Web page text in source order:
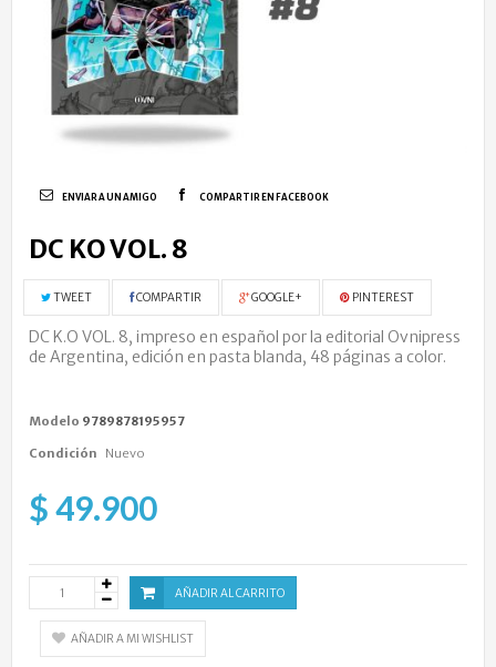
ENVIAR A UN AMIGO COMPARTIR EN FACEBOOK
DC KO VOL. 8
TWEET COMPARTIR GOOGLE+ PINTEREST
DC K.O VOL. 8, impreso en español por la editorial Ovnipress
de Argentina, edición en pasta blanda, 48 páginas a color.
Modelo 9789878195957
Condición Nuevo
$ 49.900
AÑADIR AL CARRITO
AÑADIR A MI WISHLIST